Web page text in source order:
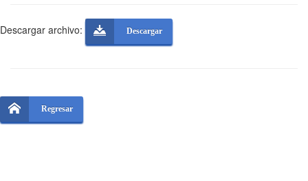
Descargar archivo: Descargar
Regresar